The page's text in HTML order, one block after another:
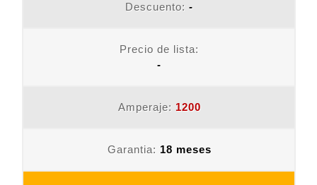
Descuento: -
Precio de lista:
-
Amperaje: 1200
Garantia: 18 meses